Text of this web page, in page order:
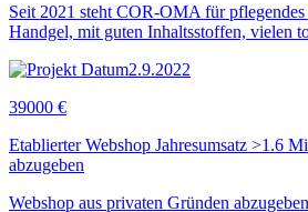
Seit 2021 steht COR-OMA für
Handgel, mit guten Inhaltsstoffen, vielen
2.9.2022
39000 €
Etablierter Webshop Jahresumsatz >1.6
abzugeben
Webshop aus privaten Gründen